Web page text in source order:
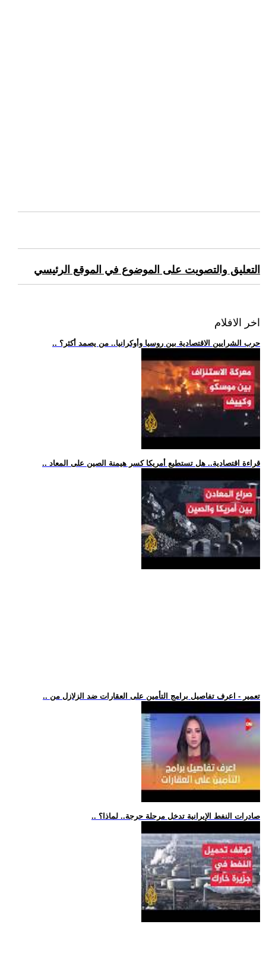
التعليق والتصويت على الموضوع في الموقع الرئيسي
اخر الافلام
.. حرب الشرايين الاقتصادية بين روسيا وأوكرانيا.. من يصمد أكثر؟
.. قراءة اقتصادية.. هل تستطيع أمريكا كسر هيمنة الصين على المعاد
.. تعمير - اعرف تفاصيل برامج التأمين على العقارات ضد الزلازل من
.. صادرات النفط الإيرانية تدخل مرحلة حرجة.. لماذا؟